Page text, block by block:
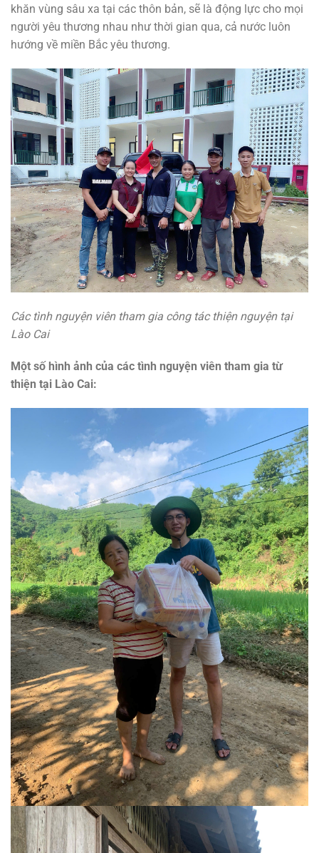
khăn vùng sâu xa tại các thôn bản, sẽ là động lực cho mọi
người yêu thương nhau như thời gian qua, cả nước luôn
hướng về miền Bắc yêu thương.
Các tình nguyện viên tham gia công tác thiện nguyện tại
Lào Cai
Một số hình ảnh của các tình nguyện viên tham gia từ
thiện tại Lào Cai: